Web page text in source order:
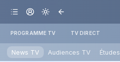
PROGRAMME TV TV DIRECT
News TV Audiences TV Études